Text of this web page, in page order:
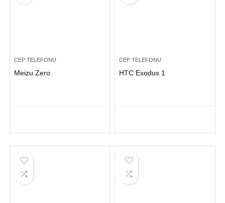
CEP TELEFONU
Meizu Zero
CEP TELEFONU
HTC Exodus 1